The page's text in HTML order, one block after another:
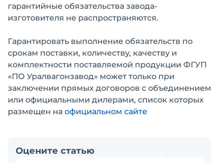
гарантийные обязательства завода-
изготовителя не распространяются.
Гарантировать выполнение обязательств по
срокам поставки, количеству, качеству и
комплектности поставляемой продукции ФГУП
«ПО Уралвагонзавод» может только при
заключении прямых договоров с объединением
или официальными дилерами, список которых
размещен на официальном сайте
Оцените статью